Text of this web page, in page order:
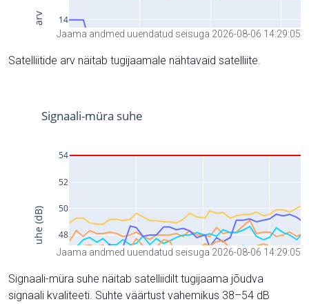
Jaama andmed uuendatud seisuga 2026-08-06 14:29:05
Satelliitide arv näitab tugijaamale nähtavaid satelliite.
Jaama andmed uuendatud seisuga 2026-08-06 14:29:05
Signaali-müra suhe näitab satelliidilt tugijaama jõudva
signaali kvaliteeti. Suhte väärtust vahemikus 38–54 dB